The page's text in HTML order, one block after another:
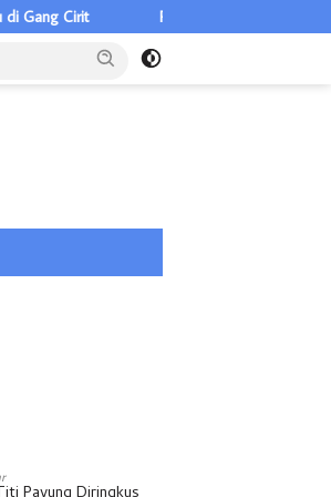
Cirit Pilkades Pulau Rakyat Tua 5